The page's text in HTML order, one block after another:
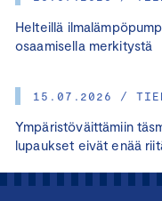
Helteillä
osaamisella merkitystä
15.07.2026 /
Ympäristöväittämiin
lupaukset eivät enää